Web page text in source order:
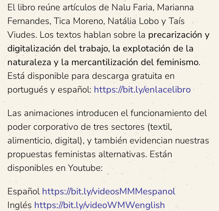
El libro reúne artículos de Nalu Faria, Marianna
Fernandes, Tica Moreno, Natália Lobo y Taís
Viudes. Los textos hablan sobre la precarización y
digitalización del trabajo, la explotación de la
naturaleza y la mercantilización del feminismo.
Está disponible para descarga gratuita en
portugués y español: https://bit.ly/enlacelibro
Las animaciones introducen el funcionamiento del
poder corporativo de tres sectores (textil,
alimenticio, digital), y también evidencian nuestras
propuestas feministas alternativas. Están
disponibles en Youtube:
Españolhttps://bit.ly/videosMMMespanol
Inglés https://bit.ly/videoWMWenglish